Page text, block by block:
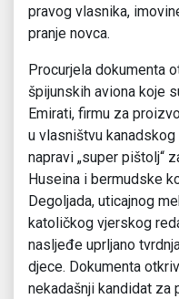
pravog vlasnika,
pranje novca.
Procurjela dokumenta
špijunskih aviona koje
Emirati, firmu za
u vlasništvu
napravi „super pištolj“
Huseina i bermudske
Degoljada, uticajnog
katoličkog vjerskog
nasljeđe uprljano
djece. Dokumenta
nekadašnji kandidat